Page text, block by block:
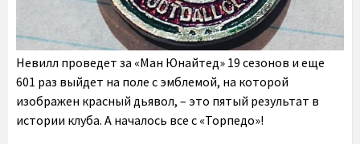
Невилл проведет за «Ман Юнайтед» 19 сезонов и еще
601 раз выйдет на поле с эмблемой, на которой
изображен красный дьявол, – это пятый результат в
истории клуба. А началось все с «Торпедо»!